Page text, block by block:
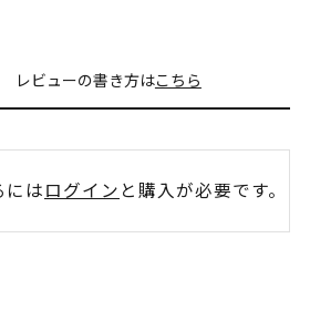
レビューの書き方はこちら
にはログイン と購入が必要です。